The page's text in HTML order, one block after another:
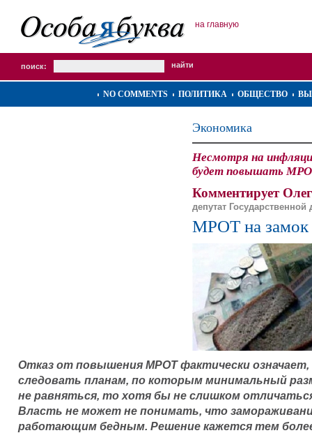
на главную
поиск:
NO COMMENTS ПОЛИТИКА ОБЩЕСТВО
Экономика
Несмотря на
будет повышать
Комментирует
депутат
МРОТ на замок
Отказ от повышения МРОТ фактически
следовать планам, по которым минимальный
не равняться, то хотя бы не слишком
Власть не может не понимать, что
работающим бедным. Решение кажется тем